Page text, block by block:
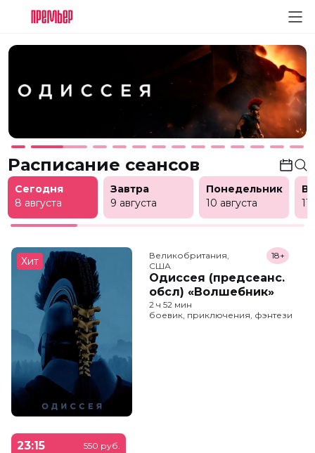
Расписание сеансов
Сегодня
8 августа
Завтра
9 августа
Понедельник
10 августа
11
Хит
Великобритания,
США
Одиссея (предсеанс.
обсл) «Волшебник»
18+
2 ч 52 мин
боевик, приключения, фэнтези
23:15
550 руб.